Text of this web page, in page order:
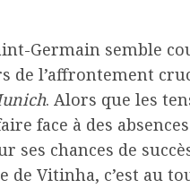
Germain semble
de l’affrontement
. Alors que les
face à des
ses chances de
de Vitinha, c’est au